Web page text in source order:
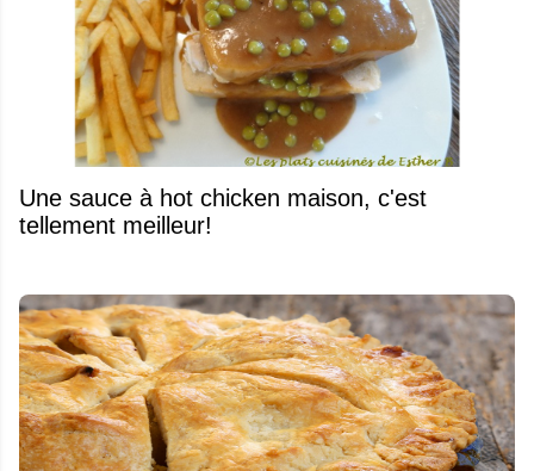
Une sauce à hot chicken maison, c'est
tellement meilleur!